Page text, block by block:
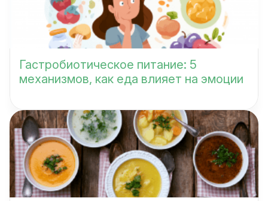
Гастробиотическое питание: 5
механизмов, как еда влияет на эмоции